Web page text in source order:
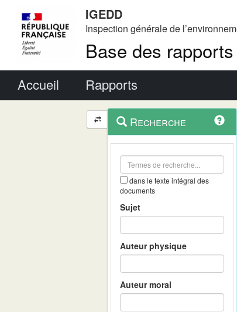
IGEDD
Inspection générale de
Base des
Accueil Rapports
Navigation
et
outils
contextuel
Recherche
dans le texte intégral des
documents
Sujet
Auteur physique
Auteur moral